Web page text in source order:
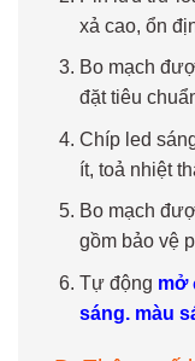
xả cao, ổn
Bo mạch
đặt tiêu
Chíp led
ít, toả nhiệt
Bo mạch
gồm bảo vệ
Tự động mở
sáng. màu